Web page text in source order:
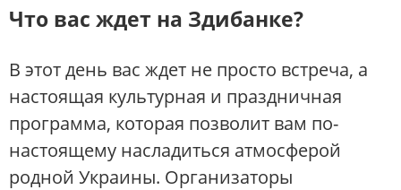
Что вас ждет на Здибанке?
В этот день вас ждет не просто встреча, а
настоящая культурная и праздничная
программа, которая позволит вам по-
настоящему насладиться атмосферой
родной Украины. Организаторы